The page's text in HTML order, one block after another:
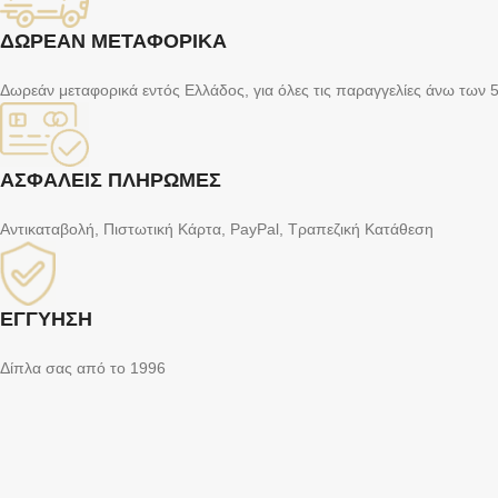
ΔΩΡΕΑΝ ΜΕΤΑΦΟΡΙΚΑ
Δωρεάν μεταφορικά εντός Ελλάδος, για όλες τις παραγγελίες άνω των
ΑΣΦΑΛΕΙΣ ΠΛΗΡΩΜΕΣ
Αντικαταβολή, Πιστωτική Κάρτα, PayPal, Τραπεζική Kατάθεση
ΕΓΓΥΗΣΗ
Δίπλα σας από το 1996